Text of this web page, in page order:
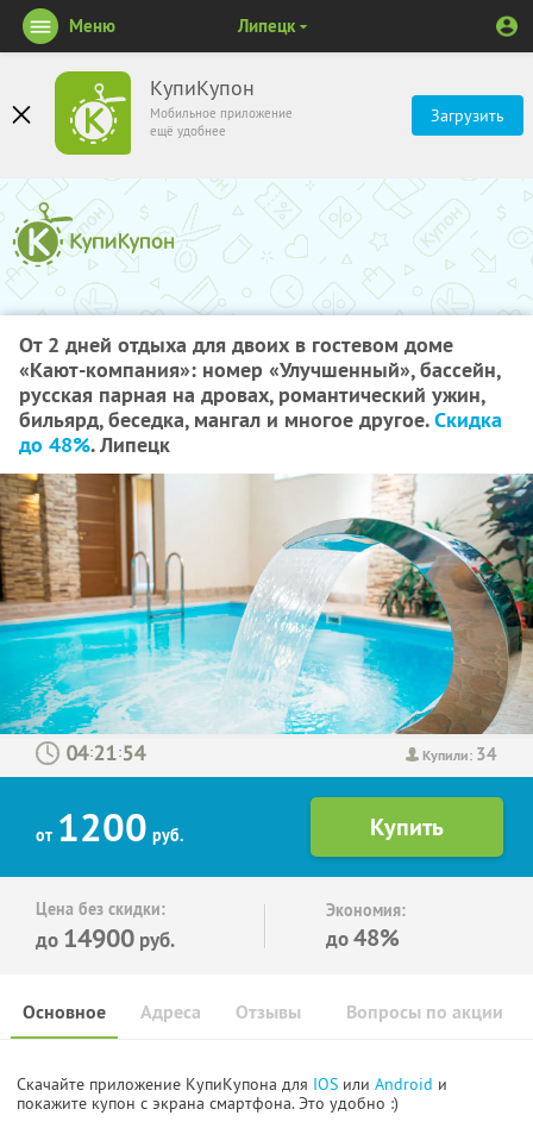
КупиКупон
Мобильное приложение
ещё удобнее
Загрузить
Меню Липецк
От 2 дней отдыха для двоих в гостевом доме
«Кают-компания»: номер «Улучшенный», бассейн,
русская парная на дровах, романтический ужин,
бильярд, беседка, мангал и многое другое.Скидка
до 48%. Липецк
Купили: 34
: :
от 1200 руб.
Цена без скидки:
до 14900 руб.
Экономия:
до48%
Основное Отзывы Вопросы по акции
Адреса
Скачайте приложение КупиКупона для IOS или Android и
покажите купон с экрана смартфона. Это удобно :)